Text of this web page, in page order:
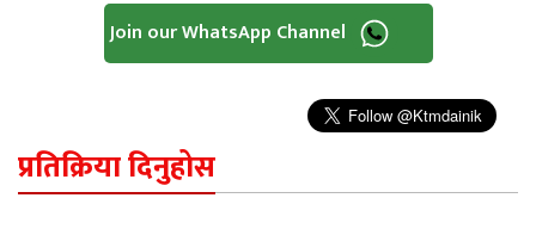
Join our WhatsApp Channel
प्रतिक्रिया दिनुहोस